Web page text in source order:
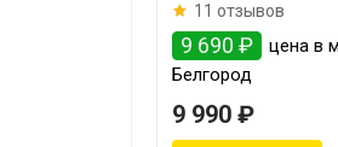
11 отзывов
9 690 ₽
цена в
Белгород
9 990 ₽